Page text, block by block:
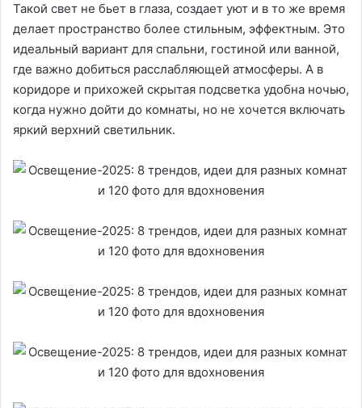
Такой свет не бьет в глаза, создает уют и в то же время
делает пространство более стильным, эффектным. Это
идеальный вариант для спальни, гостиной или ванной,
где важно добиться расслабляющей атмосферы. А в
коридоре и прихожей скрытая подсветка удобна ночью,
когда нужно дойти до комнаты, но не хочется включать
яркий верхний светильник.